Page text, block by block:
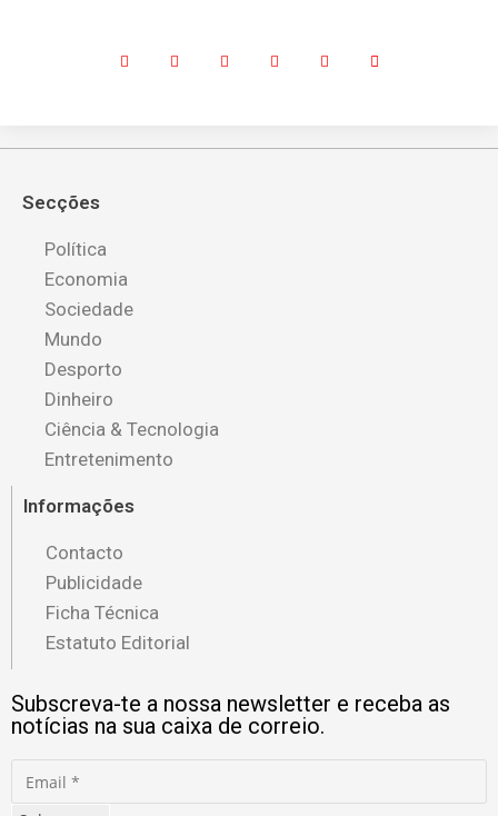
Secções
Política
Economia
Sociedade
Mundo
Desporto
Dinheiro
Ciência & Tecnologia
Entretenimento
Informações
Contacto
Publicidade
Ficha Técnica
Estatuto Editorial
Subscreva-te a nossa newsletter e receba as
notícias na sua caixa de correio.